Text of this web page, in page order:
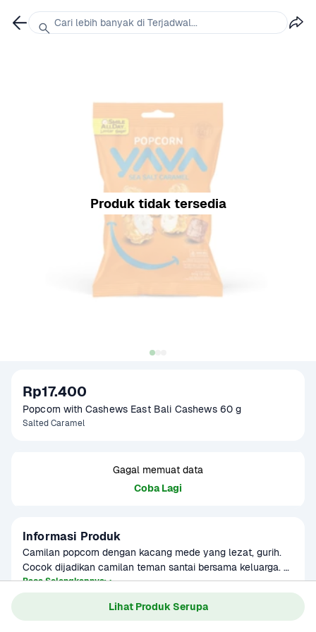
Lihat Produk Serupa
Produk tidak tersedia
Rp17.400
Popcorn with Cashews East Bali Cashews 60 g
Salted Caramel
Gagal memuat data
Coba Lagi
Informasi Produk
Camilan popcorn dengan kacang mede yang lezat, gurih.
Cocok dijadikan camilan teman santai bersama keluarga.
Produk sudah terverifikasi halal.
Mengandung alergen kacang. Diproduksi menggunakan
Baca Selengkapnya
Kategori
Makanan Ringan
2-8 bulan
Cari lebih banyak di Terjadwal...